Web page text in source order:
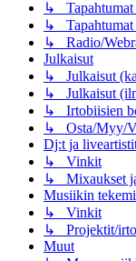
↳ Tapahtumat
↳ Tapahtumat
↳ Radio/
Julkaisut
↳ Julkaisut
↳ Julkaisut
↳ Irtobiisien
↳ Osta/Myy/
Dj:t ja
↳ Vinkit
↳ Mixaukset
Musiikin
↳ Vinkit
↳ Projektit/
Muut